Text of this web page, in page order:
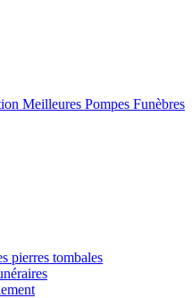
Meilleures Pompes Funèbres
pierres tombales